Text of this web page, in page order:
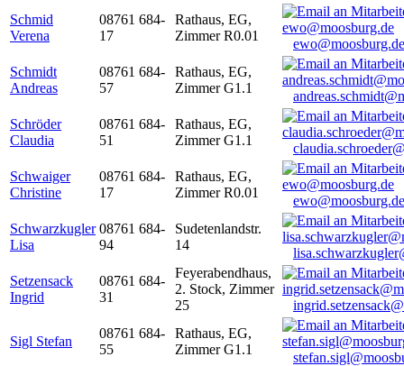
Schmid
Verena
08761 684-
17
Rathaus, EG,
Zimmer R0.01
ewo@moosburg.de
Schmidt
Andreas
08761 684-
57
Rathaus, EG,
Zimmer G1.1
Schröder
Claudia
08761 684-
51
Rathaus, EG,
Zimmer G1.1
Schwaiger
Christine
08761 684-
17
Rathaus, EG,
Zimmer R0.01
ewo@moosburg.de
Schwarzkugler
Lisa
08761 684-
94
Sudetenlandstr.
14
Setzensack
Ingrid
08761 684-
31
Feyerabendhaus,
2. Stock, Zimmer
25
Sigl Stefan
08761 684-
55
Rathaus, EG,
Zimmer G1.1